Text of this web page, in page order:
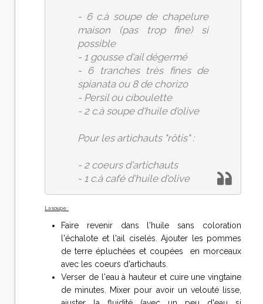
- 6 c.à soupe de chapelure
maison (pas trop fine) si
possible
- 1 gousse d'ail dégermé
- 6 tranches très fines de
spianata ou 8 de chorizo
- Persil ou ciboulette
- 2 c.à soupe d'huile d'olive
Pour les artichauts "rôtis" :
- 2 coeurs d'artichauts
- 1 c.à café d'huile d'olive
La soupe :
Faire revenir dans l'huile sans coloration
l'échalote et l'ail ciselés. Ajouter les pommes
de terre épluchées et coupées en morceaux
avec les coeurs d'artichauts.
Verser de l'eau à hauteur et cuire une vingtaine
de minutes. Mixer pour avoir un velouté lisse,